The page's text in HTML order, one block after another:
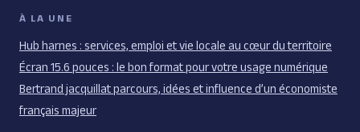
À LA UNE
Hub harnes : services, emploi et vie locale au cœur du territoire
Écran 15.6 pouces : le bon format pour votre usage numérique
Bertrand jacquillat parcours, idées et influence d’un économiste
français majeur